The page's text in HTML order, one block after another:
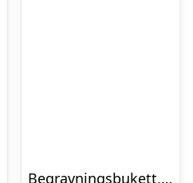
Begravningsbukett, Omtanke